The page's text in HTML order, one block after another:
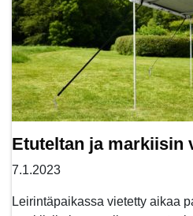
Etuteltan ja markiisin
7.1.2023
Leirintäpaikassa vietetty aikaa